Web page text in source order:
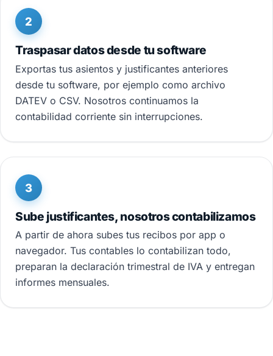
2
Traspasar datos desde tu software
Exportas tus asientos y justificantes anteriores
desde tu software, por ejemplo como archivo
DATEV o CSV. Nosotros continuamos la
contabilidad corriente sin interrupciones.
3
Sube justificantes, nosotros contabilizamos
A partir de ahora subes tus recibos por app o
navegador. Tus contables lo contabilizan todo,
preparan la declaración trimestral de IVA y entregan
informes mensuales.